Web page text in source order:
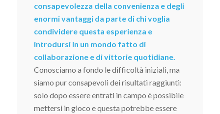
consapevolezza della convenienza e degli
enormi vantaggi da parte di chi voglia
condividere questa esperienza e
introdursi in un mondo fatto di
collaborazione e di vittorie quotidiane.
Conosciamo a fondo le difficoltà iniziali, ma
siamo pur consapevoli dei risultati raggiunti:
solo dopo essere entrati in campo è possibile
mettersi in gioco e questa potrebbe essere